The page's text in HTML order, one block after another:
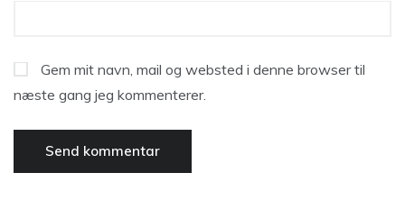
Gem mit navn, mail og websted i denne browser til
næste gang jeg kommenterer.